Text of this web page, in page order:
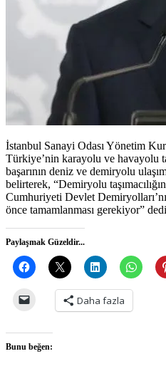
İstanbul Sanayi Odası Yönetim
Türkiye’nin karayolu ve havayolu
başarının deniz ve demiryolu
belirterek, “Demiryolu
Cumhuriyeti Devlet
önce tamamlanması gerekiyor”
Paylaşmak Güzeldir...
Daha fazla
Bunu beğen: